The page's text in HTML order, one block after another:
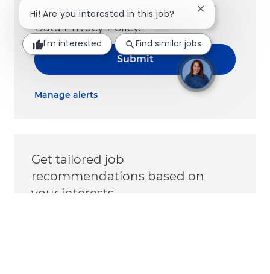
in accordance with the Company
Data Privacy Policy.
Submit
Manage alerts
Get tailored job
recommendations based on
your interests.
Hi! Are you interested in this job? Close chatbot
I'm interested Find similar jobs